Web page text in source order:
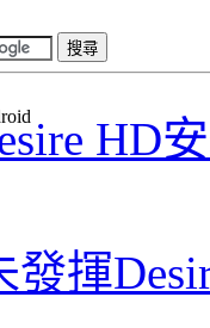
HD
發揮